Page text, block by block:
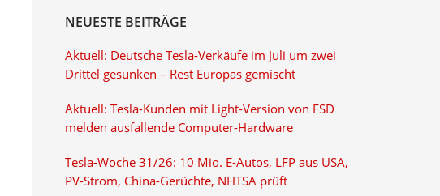
NEUESTE BEITRÄGE
Aktuell: Deutsche Tesla-Verkäufe im Juli um zwei
Drittel gesunken – Rest Europas gemischt
Aktuell: Tesla-Kunden mit Light-Version von FSD
melden ausfallende Computer-Hardware
Tesla-Woche 31/26: 10 Mio. E-Autos, LFP aus USA,
PV-Strom, China-Gerüchte, NHTSA prüft